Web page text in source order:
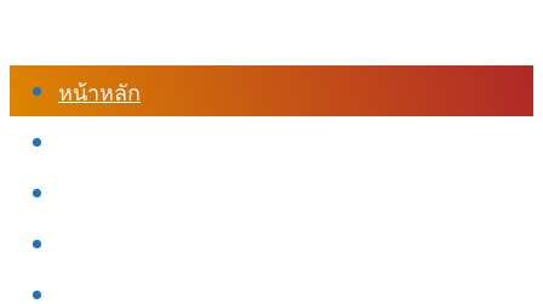
หน้าหลัก